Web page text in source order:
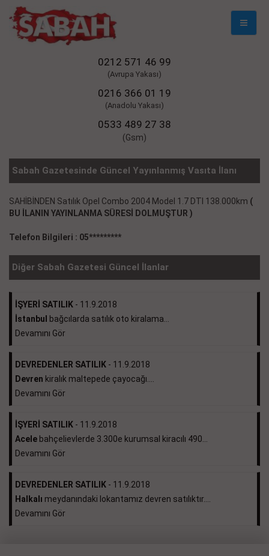
Mobil
0212 571 46 99
(Avrupa Yakası)
0216 366 01 19
(Anadolu Yakası)
0533 489 27 38
(Gsm)
Sabah Gazetesinde Güncel Yayınlanmış Vasıta İlanı
SAHİBİNDEN Satılık Opel Combo 2004 Model 1.7 DTI 138.000km (
BU İLANIN YAYINLANMA SÜRESİ DOLMUŞTUR )
Telefon Bilgileri : 05*********
Diğer Sabah Gazetesi Güncel İlanlar
İŞYERİ SATILIK - 11.9.2018
İstanbul
bağcılarda satılık oto kiralama...
Devamını Gör
DEVREDENLER SATILIK - 11.9.2018
Devren kiralık maltepede çayocağı....
Devamını Gör
İŞYERİ SATILIK - 11.9.2018
Acele bahçelievlerde 3.300e kurumsal kiracılı 490...
Devamını Gör
DEVREDENLER SATILIK - 11.9.2018
Halkalı meydanındaki lokantamız devren satılıktır....
Devamını Gör